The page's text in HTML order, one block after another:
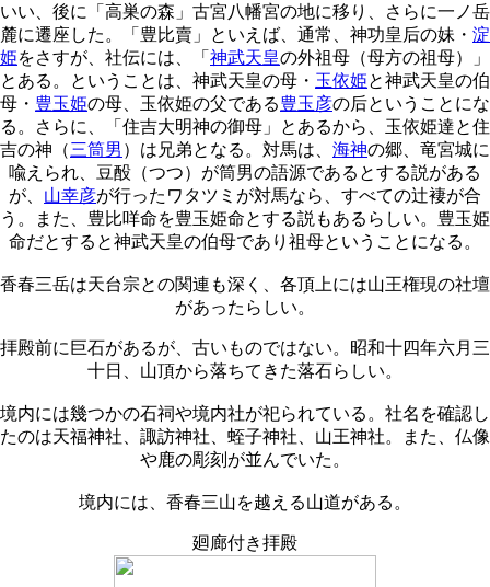
いい、後に「高巣の森」古宮八幡宮の地に移り、さらに一ノ岳
麓に遷座した。「豊比賣」といえば、通常、神功皇后の妹・ 淀
姫をさすが、社伝には、「 神武天皇の外祖母（母方の祖母）」
とある。ということは、神武天皇の母・ 玉依姫と神武天皇の伯
母・ 豊玉姫の母、玉依姫の父である豊玉彦の后ということにな
る。さらに、「住吉大明神の御母」とあるから、玉依姫達と住
吉の神（三筒男 ）は兄弟となる。対馬は、 海神の郷、竜宮城に
喩えられ、豆酘（つつ）が筒男の語源であるとする説がある
が、 山幸彦が行ったワタツミが対馬なら、すべての辻褄が合
う。また、豊比咩命を豊玉姫命とする説もあるらしい。豊玉姫
命だとすると神武天皇の伯母であり祖母ということになる。
香春三岳は天台宗との関連も深く、各頂上には山王権現の社壇
があったらしい。
拝殿前に巨石があるが、古いものではない。昭和十四年六月三
十日、山頂から落ちてきた落石らしい。
境内には幾つかの石祠や境内社が祀られている。社名を確認し
たのは天福神社、諏訪神社、蛭子神社、山王神社。また、仏像
や鹿の彫刻が並んでいた。
境内には、香春三山を越える山道がある。
廻廊付き拝殿